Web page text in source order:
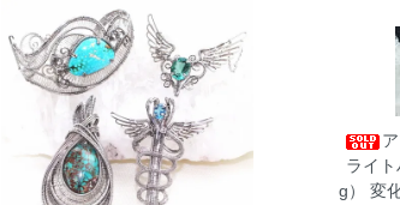
ライ
g）
変